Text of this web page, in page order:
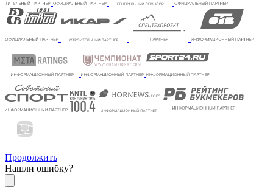
Продолжить
Нашли ошибку?